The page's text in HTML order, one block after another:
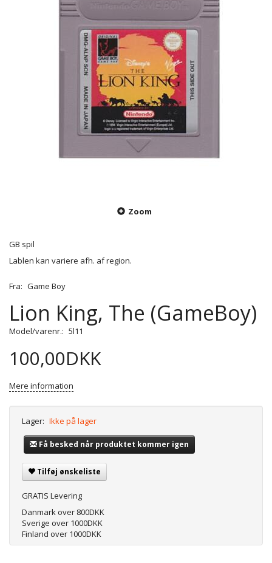
Zoom
GB spil
Lablen kan variere afh. af region.
Fra: Game Boy
Lion King, The (GameBoy)
Model/varenr.: 5l11
100,00DKK
Mere information
Lager: Ikke på lager
Få besked når produktet kommer igen
Tilføj ønskeliste
GRATIS Levering
Danmark over 800DKK
Sverige over 1000DKK
Finland over 1000DKK